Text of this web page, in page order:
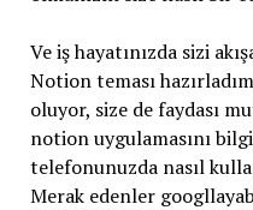
Ve iş hayatınızda sizi
Notion teması
oluyor, size de faydası
notion uygulamasını
telefonunuzda nasıl
Merak edenler